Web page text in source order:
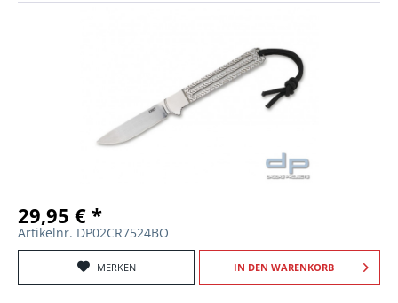
29,95 € *
Artikelnr. DP02CR7524BO
MERKEN IN DEN WARENKORB